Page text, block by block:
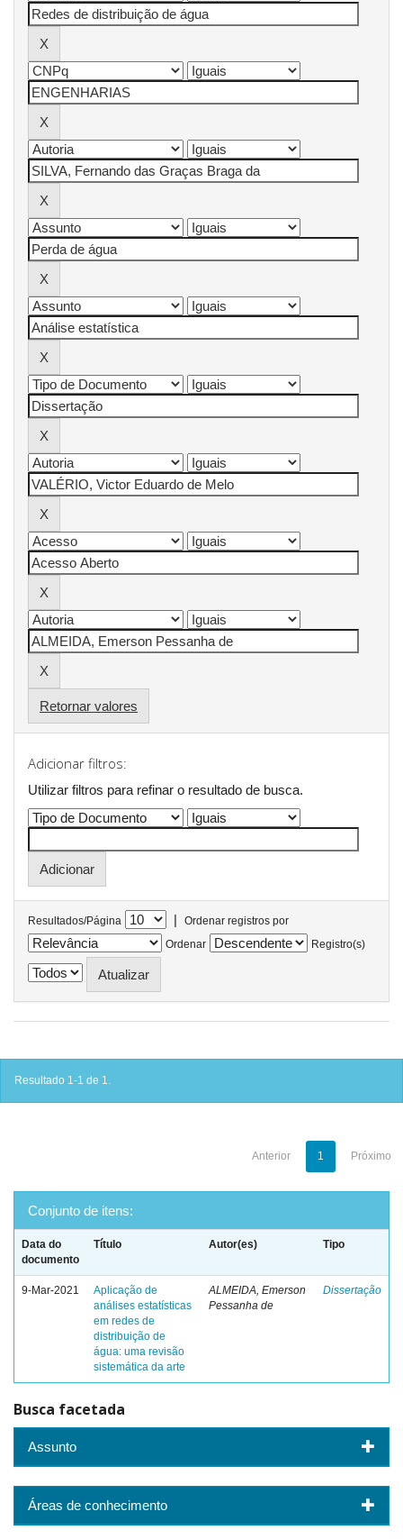
Retornar valores
Adicionar filtros:
Utilizar filtros para refinar o resultado de busca.
Resultados/Página |
Ordenar registros por
Ordenar
Registro(s)
Resultado 1-1 de 1.
Anterior 1 Próximo
Conjunto de itens:
Data do
documento
Título Autor(es) Tipo
9-Mar-2021
Aplicação de
análises estatísticas
em redes de
distribuição de
água: uma revisão
sistemática da arte
ALMEIDA, Emerson
Pessanha de
Dissertação
Busca facetada
Assunto
Áreas de conhecimento